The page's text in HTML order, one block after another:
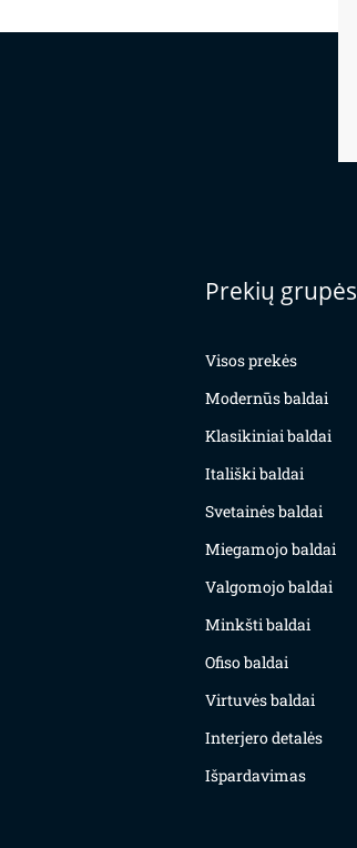
Prekių grupės
Visos prekės
Modernūs baldai
Klasikiniai baldai
Itališki baldai
Svetainės baldai
Miegamojo baldai
Valgomojo baldai
Minkšti baldai
Ofiso baldai
Virtuvės baldai
Interjero detalės
Išpardavimas